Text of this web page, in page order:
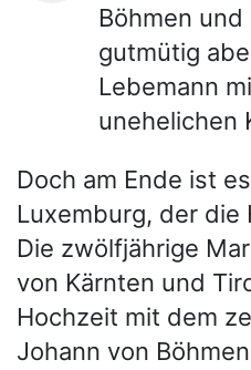
Böhmen
gutmütig
Lebemann
unehelichen
Doch am Ende ist
Luxemburg, der
Die zwölfjährige
von Kärnten und
Hochzeit mit dem
Johann von